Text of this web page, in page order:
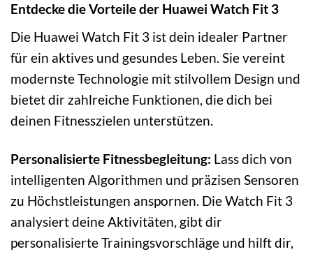
Entdecke die Vorteile der Huawei Watch Fit 3
Die Huawei Watch Fit 3 ist dein idealer Partner
für ein aktives und gesundes Leben. Sie vereint
modernste Technologie mit stilvollem Design und
bietet dir zahlreiche Funktionen, die dich bei
deinen Fitnesszielen unterstützen.
Personalisierte Fitnessbegleitung: Lass dich von
intelligenten Algorithmen und präzisen Sensoren
zu Höchstleistungen anspornen. Die Watch Fit 3
analysiert deine Aktivitäten, gibt dir
personalisierte Trainingsvorschläge und hilft dir,